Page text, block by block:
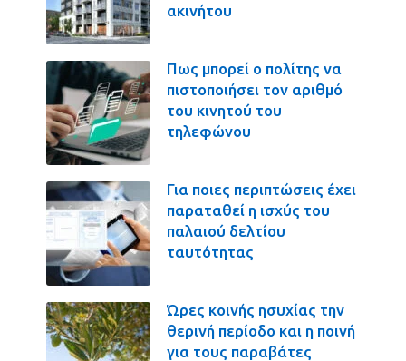
ακινήτου
Πως μπορεί ο πολίτης να
πιστοποιήσει τον αριθμό
του κινητού του
τηλεφώνου
Για ποιες περιπτώσεις έχει
παραταθεί η ισχύς του
παλαιού δελτίου
ταυτότητας
Ώρες κοινής ησυχίας την
θερινή περίοδο και η ποινή
για τους παραβάτες